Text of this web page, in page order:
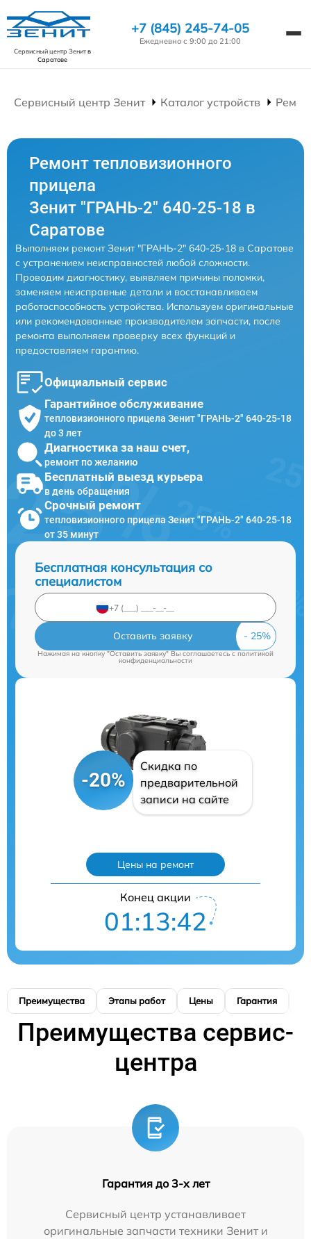
Сервисный центр Зенитв
Саратове
+7 (845) 245-74-05
Ежедневно с 9:00 до 21:00
Сервисный центр Зенит Каталог устройств
Ремонт тепловизионного
прицела
Зенит "ГРАНЬ-2" 640-25-18 в
Саратове
Выполняем ремонт Зенит "ГРАНЬ-2" 640-25-18 в Саратове
с устранением неисправностей любой сложности.
Проводим диагностику, выявляем причины поломки,
заменяем неисправные детали и восстанавливаем
работоспособность устройства. Используем оригинальные
или рекомендованные производителем запчасти, после
ремонта выполняем проверку всех функций и
предоставляем гарантию.
Официальный сервис
Гарантийное обслуживание
тепловизионного прицела Зенит "ГРАНЬ-2" 640-25-18
до 3 лет
Диагностика за наш счет,
ремонт по желанию
Бесплатный выезд курьера
в день обращения
Срочный ремонт
тепловизионного прицела Зенит "ГРАНЬ-2" 640-25-18
от 35 минут
Бесплатная консультация со
специалистом
Оставить заявку
Нажимая на кнопку "Оставить заявку" Вы соглашаетесь cполитикой
конфиденциальности
-20%
Скидка по
предварительной
записи на сайте
Цены на ремонт
Конец акции
01:13:41
Преимущества Этапы работ Цены Гарантия
Преимущества сервис-
центра
Гарантия до 3-х лет
Сервисный центр устанавливает
оригинальные запчасти техники Зенит и